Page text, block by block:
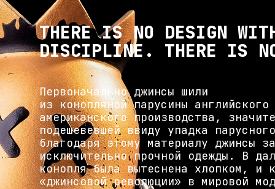
Первоначально джинсы шили
из конопляной парусины английского
американского производства,
подешевевшей ввиду упадка
благодаря этому материалу джинсы
исключительно прочной одежды. В
конопля была вытеснена хлопком, и
«джинсовой революции» в мировой
THERE IS NO DESIGN
DISCIPLINE. THERE IS